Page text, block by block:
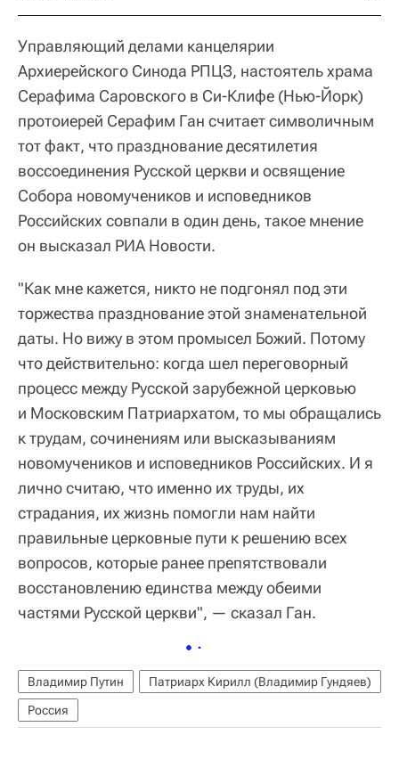
Управляющий делами канцелярии
Архиерейского Синода РПЦЗ, настоятель храма
Серафима Саровского в Си-Клифе (Нью-Йорк)
протоиерей Серафим Ган считает символичным
тот факт, что празднование десятилетия
воссоединения Русской церкви и освящение
Собора новомучеников и исповедников
Российских совпали в один день, такое мнение
он высказал РИА Новости.
"Как мне кажется, никто не подгонял под эти
торжества празднование этой знаменательной
даты. Но вижу в этом промысел Божий. Потому
что действительно: когда шел переговорный
процесс между Русской зарубежной церковью
и Московским Патриархатом, то мы обращались
к трудам, сочинениям или высказываниям
новомучеников и исповедников Российских. И я
лично считаю, что именно их труды, их
страдания, их жизнь помогли нам найти
правильные церковные пути к решению всех
вопросов, которые ранее препятствовали
восстановлению единства между обеими
частями Русской церкви", — сказал Ган.
Владимир Путин
Патриарх Кирилл (Владимир Гундяев)
Россия